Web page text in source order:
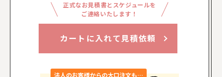
正式なお見積書とスケジュールを
ご連絡いたします！
カートに入れて見積依頼
法人のお客様からの大口注文も…